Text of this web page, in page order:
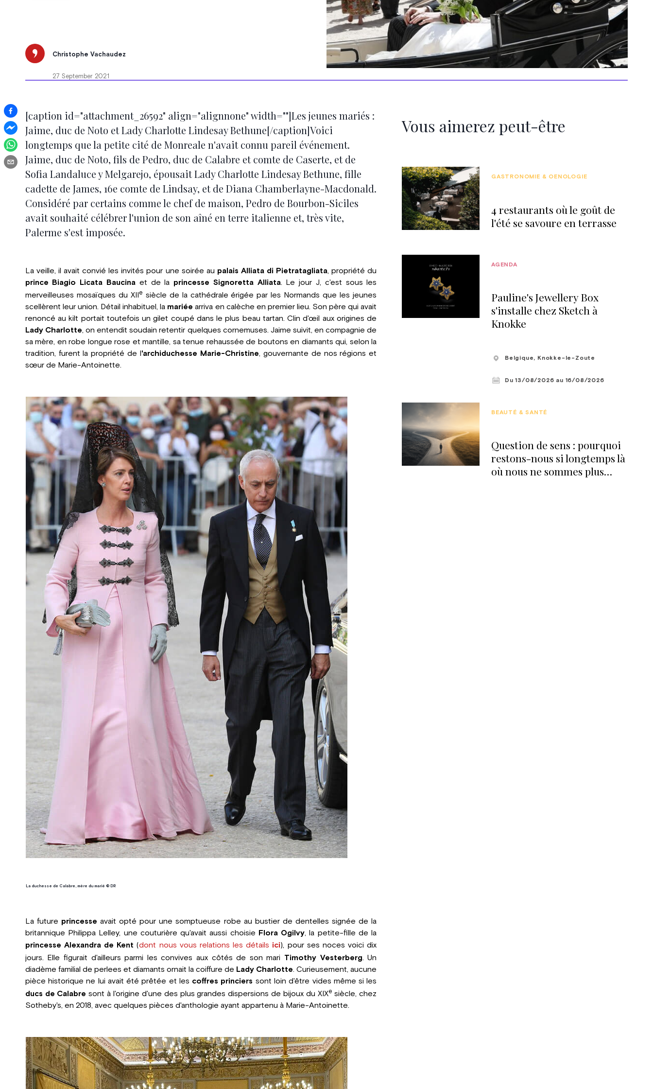
Christophe Vachaudez
27 September 2021
[caption id="attachment_26592" align="alignnone" width=""]Les jeunes mariés :
Jaime, duc de Noto et Lady Charlotte Lindesay Bethune[/caption]Voici
longtemps que la petite cité de Monreale n'avait connu pareil événement.
Jaime, duc de Noto, fils de Pedro, duc de Calabre et comte de Caserte, et de
Sofia Landaluce y Melgarejo, épousait Lady Charlotte Lindesay Bethune, fille
cadette de James, 16e comte de Lindsay, et de Diana Chamberlayne-Macdonald.
Considéré par certains comme le chef de maison, Pedro de Bourbon-Siciles
avait souhaité célébrer l'union de son aîné en terre italienne et, très vite,
Palerme s'est imposée.
La veille, il avait convié les invités pour une soirée au palais Alliata di Pietratagliata, propriété du
prince Biagio Licata Baucina et de la princesse Signoretta Alliata. Le jour J, c'est sous les
merveilleuses mosaïques du XII
e siècle de la cathédrale érigée par les Normands que les jeunes
scellèrent leur union. Détail inhabituel, la mariée arriva en calèche en premier lieu. Son père qui avait
renoncé au kilt portait toutefois un gilet coupé dans le plus beau tartan. Clin d'œil aux origines de
Lady Charlotte, on entendit soudain retentir quelques cornemuses. Jaime suivit, en compagnie de
sa mère, en robe longue rose et mantille, sa tenue rehaussée de boutons en diamants qui, selon la
tradition, furent la propriété de l 'archiduchesse Marie-Christine, gouvernante de nos régions et
sœur de Marie-Antoinette.
La duchesse de Calabre, mère du marié © DR
La future princesse avait opté pour une somptueuse robe au bustier de dentelles signée de la
britannique Philippa Lelley, une couturière qu'avait aussi choisie
Flora Ogilvy, la petite-fille de la
princesse Alexandra de Kent(dont nous vous relations les détails ici), pour ses noces voici dix
jours. Elle figurait d'ailleurs parmi les convives aux côtés de son mari Timothy Vesterberg. Un
diadème familial de perlees et diamants ornait la coiffure de Lady Charlotte. Curieusement, aucune
pièce historique ne lui avait été prêtée et les coffres princiers sont loin d'être vides même si les
ducs de Calabre sont à l'origine d'une des plus grandes dispersions de bijoux du XIXe siècle, chez
Sotheby's, en 2018, avec quelques pièces d'anthologie ayant appartenu à Marie-Antoinette.
Vous aimerez peut-être
4 restaurants où le goût de
l'été se savoure en terrasse
GASTRONOMIE & OENOLOGIE
Pauline's Jewellery Box
s'installe chez Sketch à
Knokke
AGENDA
Belgique, Knokke-le-Zoute
Du 13/08/2026 au 16/08/2026
Question de sens : pourquoi
restons-nous si longtemps là
où nous ne sommes plus
BEAUTÉ & SANTÉ